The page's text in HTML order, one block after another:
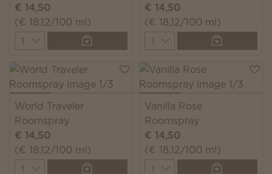
€ 14,50
(€ 18,12/100 ml)
Quantity
€ 14,50
(€ 18,12/100 ml)
Quantity
World Traveler
Roomspray
€ 14,50
(€ 18,12/100 ml)
Quantity
Vanilla Rose
Roomspray
€ 14,50
(€ 18,12/100 ml)
Quantity